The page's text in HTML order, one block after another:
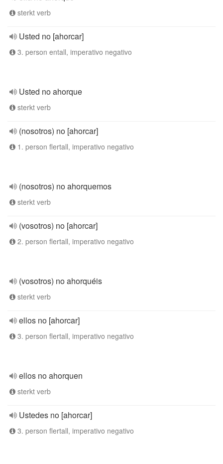
sterkt verb
Usted no [ahorcar]
3. person entall, imperativo negativo
Usted no ahorque
sterkt verb
(nosotros) no [ahorcar]
1. person flertall, imperativo negativo
(nosotros) no ahorquemos
sterkt verb
(vosotros) no [ahorcar]
2. person flertall, imperativo negativo
(vosotros) no ahorquéis
sterkt verb
ellos no [ahorcar]
3. person flertall, imperativo negativo
ellos no ahorquen
sterkt verb
Ustedes no [ahorcar]
3. person flertall, imperativo negativo